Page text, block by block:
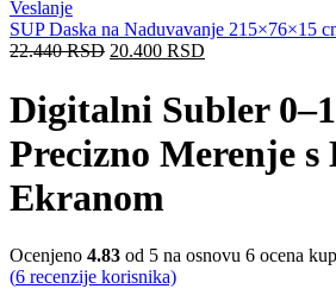
SUP Daska na Naduvavanje 215×76×15
22.440RSD 20.400 RSD
Digitalni Subler
Precizno Merenje s
Ekranom
Ocenjeno 4.83 od 5 na osnovu 6 ocena
(6 recenzije korisnika)